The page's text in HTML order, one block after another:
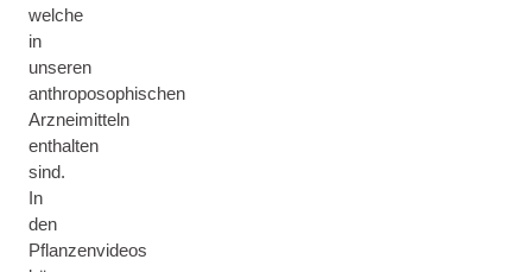
welche
in
unseren
anthroposophischen
Arzneimitteln
enthalten
sind.
In
den
Pflanzenvideos